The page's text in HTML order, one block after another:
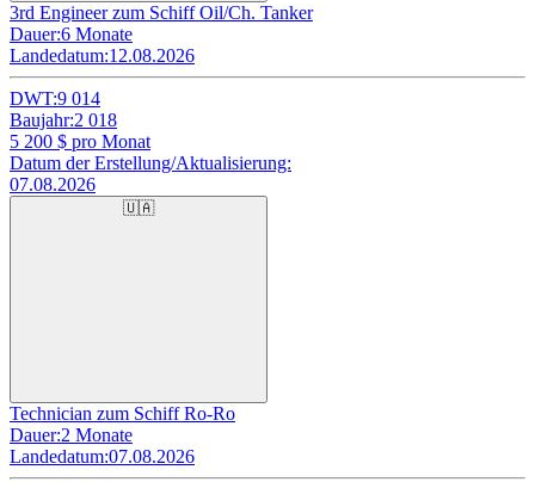
3rd Engineer zum Schiff Oil/Ch. Tanker
Dauer:6 Monate
Landedatum:12.08.2026
DWT:9 014
Baujahr:2 018
5 200 $ pro Monat
Datum der Erstellung/Aktualisierung:
07.08.2026
🇺🇦
Technician zum Schiff Ro-Ro
Dauer:2 Monate
Landedatum:07.08.2026